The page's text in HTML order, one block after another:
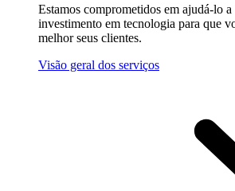
Estamos comprometidos em ajudá-lo
investimento em tecnologia para que
melhor seus clientes.
Visão geral dos serviços